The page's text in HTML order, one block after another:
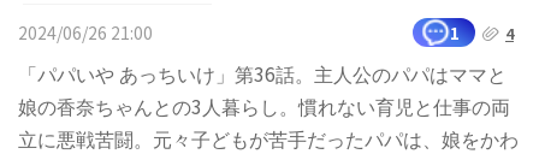
2024/06/26 21:00
1 4
「パパいや あっちいけ」第36話。主人公のパパはママと
娘の香奈ちゃんとの3人暮らし。慣れない育児と仕事の両
立に悪戦苦闘。元々子どもが苦手だったパパは、娘をかわ